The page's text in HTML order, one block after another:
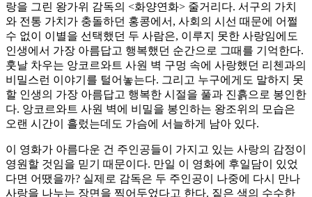
랑을 그린 왕가위 감독의 <화양연화> 줄거리다. 서구의 가치
와 전통 가치가 충돌하던 홍콩에서, 사회의 시선 때문에 어쩔
수 없이 이별을 선택했던 두 사람은, 이루지 못한 사랑임에도
인생에서 가장 아름답고 행복했던 순간으로 그때를 기억한다.
훗날 차우는 앙코르와트 사원 벽 구멍 속에 사랑했던 리첸과의
비밀스런 이야기를 털어놓는다. 그리고 누구에게도 말하지 못
할 인생의 가장 아름답고 행복한 시절을 풀과 진흙으로 봉인한
다. 앙코르와트 사원 벽에 비밀을 봉인하는 왕조위의 모습은
오랜 시간이 흘렀는데도 가슴에 서늘하게 남아 있다.
이 영화가 아름다운 건 주인공들이 가지고 있는 사랑의 감정이
영원할 것임을 믿기 때문이다. 만일 이 영화에 후일담이 있었
다면 어땠을까? 실제로 감독은 두 주인공이 나중에 다시 만나
사랑을 나누는 장면을 찍어두었다고 한다. 짙은 색의 수수한